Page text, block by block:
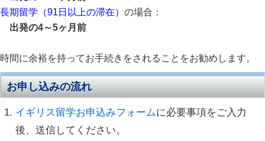
長期留学（91日以上の滞在） の場合：
出発の4～5ヶ月前
時間に余裕を持ってお手続きをされることをお勧めします。
お申し込みの流れ
イギリス留学お申込みフォームに必要事項をご入力
後、送信してください。